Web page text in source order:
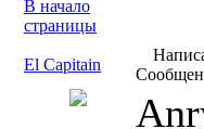
В начало
страницы
El Capitain